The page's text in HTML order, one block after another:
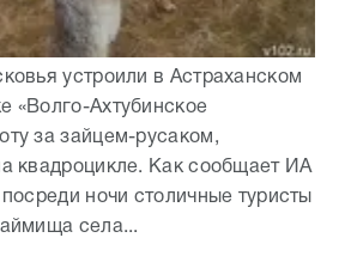
устроили в Астраханском
«Волго-Ахтубинское
за зайцем-русаком,
квадроцикле. Как сообщает ИА
ночи столичные туристы
села...